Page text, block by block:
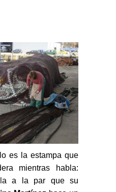
es la estampa que
mientras habla:
a la par que su